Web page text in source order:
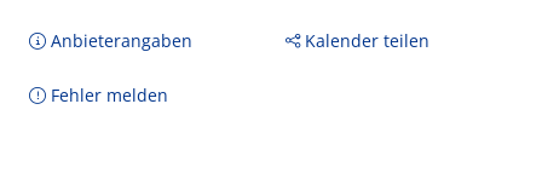
Anbieterangaben Kalender teilen
Fehler melden